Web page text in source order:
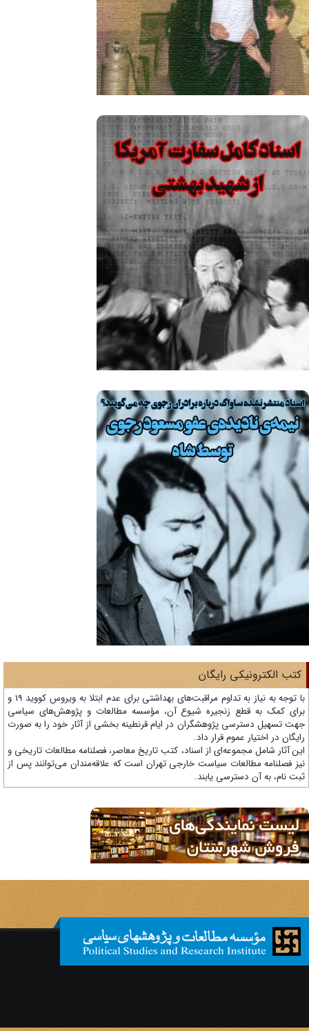
الکترونیکی رایگان
با توجه به نیاز به تداوم مراقبت‌های بهداشتی برای عدم ابتلا به ویروس کووید 19 و
کمک به قطع زنجیره شیوع آن، مؤسسه مطالعات و پژوهش‌های سیاسی
تسهیل دسترسی پژوهشگران در ایام قرنطینه بخشی از آثار خود را به صورت
در اختیار عموم قرار داد.
آثار شامل مجموعه‌ای از اسناد، کتب تاریخ معاصر، فصلنامه‌ مطالعات تاریخی و
فصلنامه مطالعات سیاست خارجی تهران است که علاقه‌مندان می‌توانند پس از
نام، به آن دسترسی یابند.